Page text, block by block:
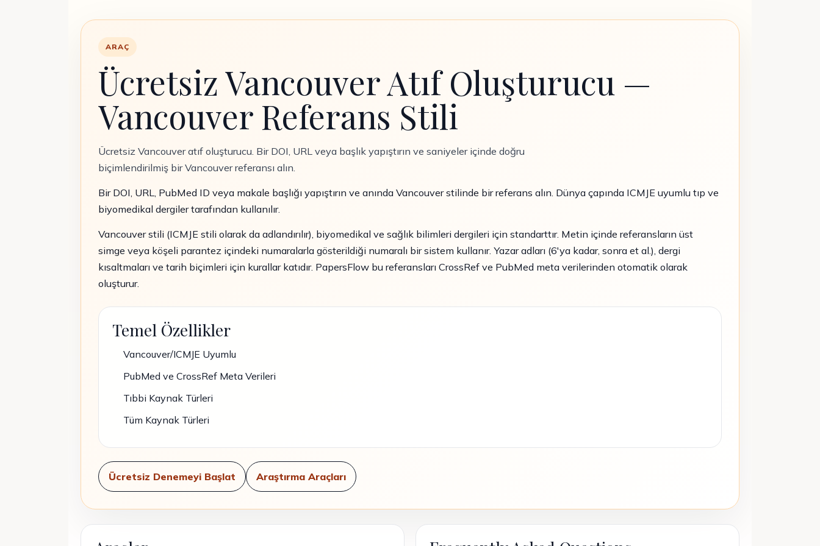
ARAÇ
Ücretsiz Vancouver Atıf Oluşturucu —
Vancouver Referans Stili
Ücretsiz Vancouver atıf oluşturucu. Bir DOI, URL veya başlık yapıştırın ve saniyeler içinde doğru
biçimlendirilmiş bir Vancouver referansı alın.
Bir DOI, URL, PubMed ID veya makale başlığı yapıştırın ve anında Vancouver stilinde bir referans alın. Dünya çapında ICMJE uyumlu tıp ve
biyomedikal dergiler tarafından kullanılır.
Vancouver stili (ICMJE stili olarak da adlandırılır), biyomedikal ve sağlık bilimleri dergileri için standarttır. Metin içinde referansların üst
simge veya köşeli parantez içindeki numaralarla gösterildiği numaralı bir sistem kullanır. Yazar adları (6'ya kadar, sonra et al.), dergi
kısaltmaları ve tarih biçimleri için kurallar katıdır. PapersFlow bu referansları CrossRef ve PubMed meta verilerinden otomatik olarak
oluşturur.
Temel Özellikler
Vancouver/ICMJE Uyumlu
PubMed ve CrossRef Meta Verileri
Tıbbi Kaynak Türleri
Tüm Kaynak Türleri
Ücretsiz Denemeyi Başlat Araştırma Araçları